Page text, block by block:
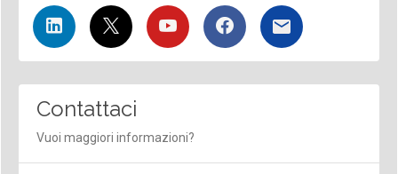
Contattaci
Vuoi maggiori informazioni?